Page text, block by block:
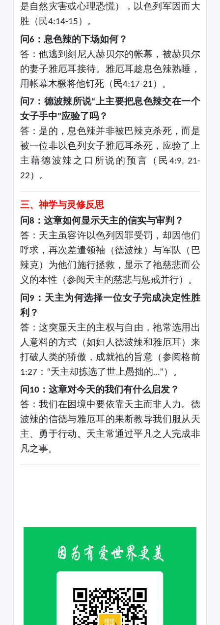
是自然灾害或心理恐慌），以色列军因而大
胜（民4:14-15 ）。
问6：息色辣的下场如何？
答：他逃到刻尼人赫贝尔的帐幕，被赫贝尔
的妻子雅厄耳接待。雅厄耳趁息色辣熟睡，
用帐幕木橛将他钉死（民4:17-21 ）。
问7：德波辣所说“上主要把息色辣交在一个
女子手中”应验了吗？
答：是的，息色辣并非被巴辣克杀死，而是
被一位非以色列女子雅厄耳杀死，应验了上
主藉德波辣之口所说的预言（民 4:9, 21-
22 ）。
三、神学与灵修反思
问8 ：这章如何显示天主的信实与审判？
答：天主虽容许以色列因罪受罚，却因他们
呼求，再次差遣领袖（德波辣）与军队（巴
辣克）为他们施行拯救，显示了祂慈悲而公
义的本性（参阅天主的慈悲与惩戒并行）。
问9 ：天主为何选择一位女子完成决定性胜
利？
答：这突显天主的主权与自由，祂常选用出
人意料的方式（如妇人德波辣和雅厄耳）来
打破人类的骄傲，成就祂的旨意（参阅格前
1:27 ： “天主却拣选了世上愚拙的…” ）。
问 10：这章对今天的我们有什么启发？
答：我们在困境中要依靠天主而非人力。德
波辣的信德与雅厄耳的果断教导我们服从天
主、勇于行动。天主常通过平凡之人完成非
凡之事。